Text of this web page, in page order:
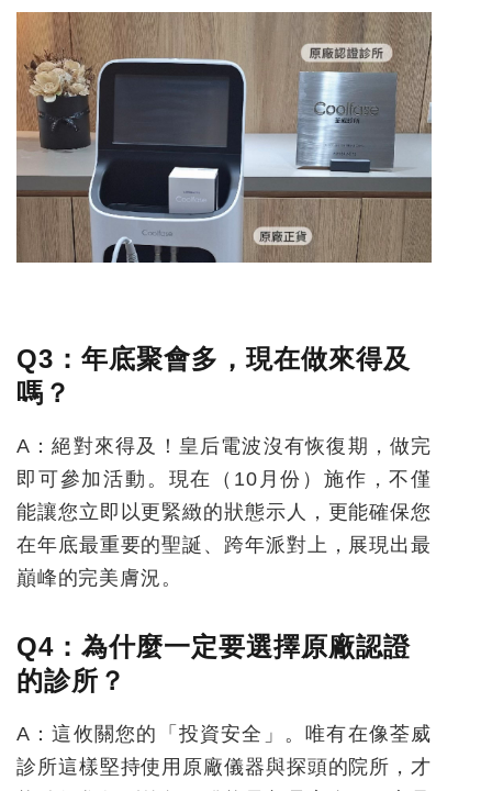
Q3 ：年底聚會多，現在做來得及
嗎？
A：絕對來得及！皇后電波沒有恢復期，做完
即可參加活動。現在（10月份）施作，不僅
能讓您立即以更緊緻的狀態示人，更能確保您
在年底最重要的聖誕、跨年派對上，展現出最
巔峰的完美膚況。
Q4 ：為什麼一定要選擇原廠認證
的診所？
A：這攸關您的「投資安全」。唯有在像荃威
診所這樣堅持使用原廠儀器與探頭的院所，才